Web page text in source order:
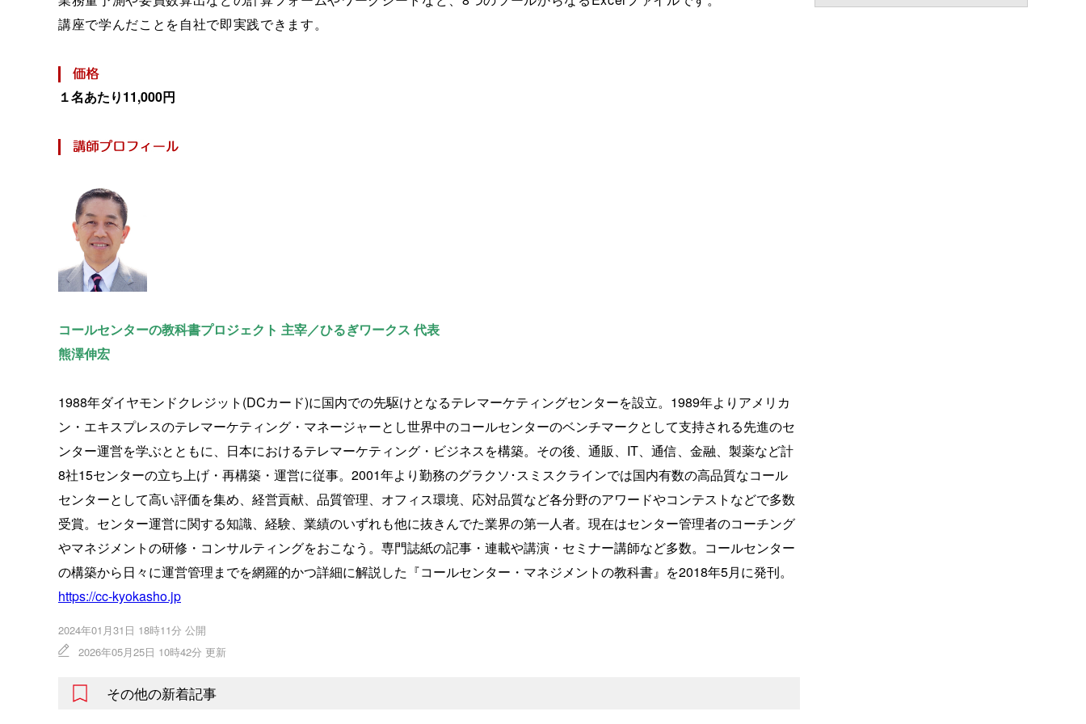
講座で学んだことを自社で即実践できます。
１名あたり11,000円
コールセンターの教科書プロジェクト 主宰／ひるぎワークス 代表
熊澤伸宏
1988年ダイヤモンドクレジット(DCカード)に国内での先駆けとなるテレマーケティングセンターを設立。1989年よりアメリカ
ン・エキスプレスのテレマーケティング・マネージャーとし世界中のコールセンターのベンチマークとして支持される先進のセ
ンター運営を学ぶとともに、日本におけるテレマーケティング・ビジネスを構築。その後、通販、IT、通信、金融、製薬など計
8社15センターの立ち上げ・再構築・運営に従事。2001年より勤務のグラクソ･スミスクラインでは国内有数の高品質なコール
センターとして高い評価を集め、経営貢献、品質管理、オフィス環境、応対品質など各分野のアワードやコンテストなどで多数
受賞。センター運営に関する知識、経験、業績のいずれも他に抜きんでた業界の第一人者。現在はセンター管理者のコーチング
やマネジメントの研修・コンサルティングをおこなう。専門誌紙の記事・連載や講演・セミナー講師など多数。コールセンター
の構築から日々に運営管理までを網羅的かつ詳細に解説した『コールセンター・マネジメントの教科書』を2018年5月に発刊。
https://cc-kyokasho.jp
2024年01月31日 18時11分 公開
2026年05月25日 10時42分 更新
その他の新着記事